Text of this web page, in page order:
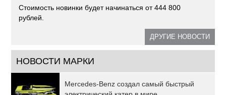
Стоимость новинки будет начинаться от 444 800
рублей.
ДРУГИЕ НОВОСТИ
НОВОСТИ МАРКИ
Mercedes-Benz создал самый быстрый